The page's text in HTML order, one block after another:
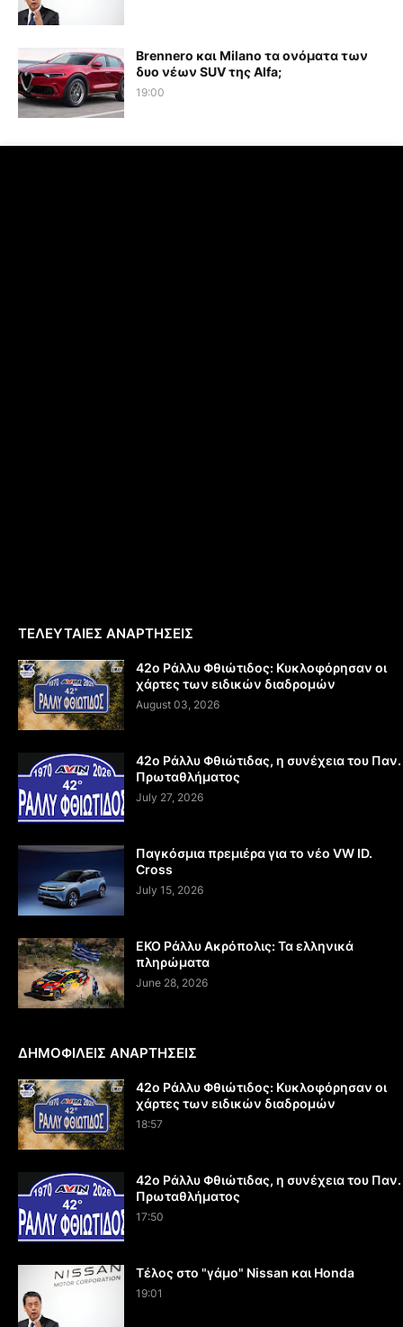
Brennero και Milano τα ονόματα των
δυο νέων SUV της Alfa;
19:00
ΤΕΛΕΥΤΑΙΕΣ ΑΝΑΡΤΗΣΕΙΣ
42ο Ράλλυ Φθιώτιδος: Κυκλοφόρησαν οι
χάρτες των ειδικών διαδρομών
August 03, 2026
42ο Ράλλυ Φθιώτιδας, η συνέχεια του Παν.
Πρωταθλήματος
July 27, 2026
Παγκόσμια πρεμιέρα για το νέο VW ID.
Cross
July 15, 2026
EKO Ράλλυ Ακρόπολις: Τα ελληνικά
πληρώματα
June 28, 2026
ΔΗΜΟΦΙΛΕΙΣ ΑΝΑΡΤΗΣΕΙΣ
42ο Ράλλυ Φθιώτιδος: Κυκλοφόρησαν οι
χάρτες των ειδικών διαδρομών
18:57
42ο Ράλλυ Φθιώτιδας, η συνέχεια του Παν.
Πρωταθλήματος
17:50
Τέλος στο "γάμο" Nissan και Honda
19:01